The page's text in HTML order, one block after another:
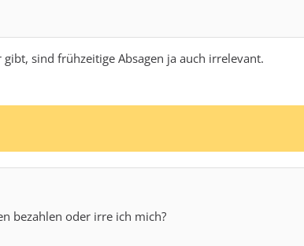
sind frühzeitige Absagen ja auch irrelevant.
bezahlen oder irre ich mich?